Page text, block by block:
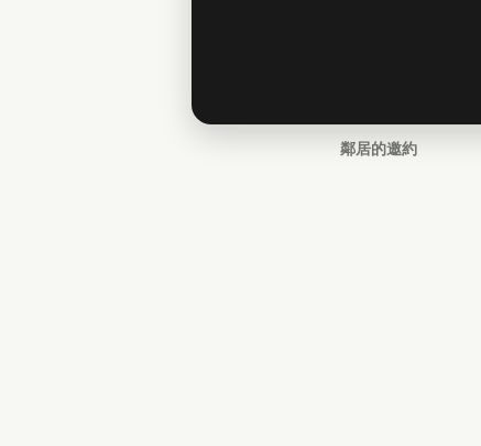
鄰居的邀約